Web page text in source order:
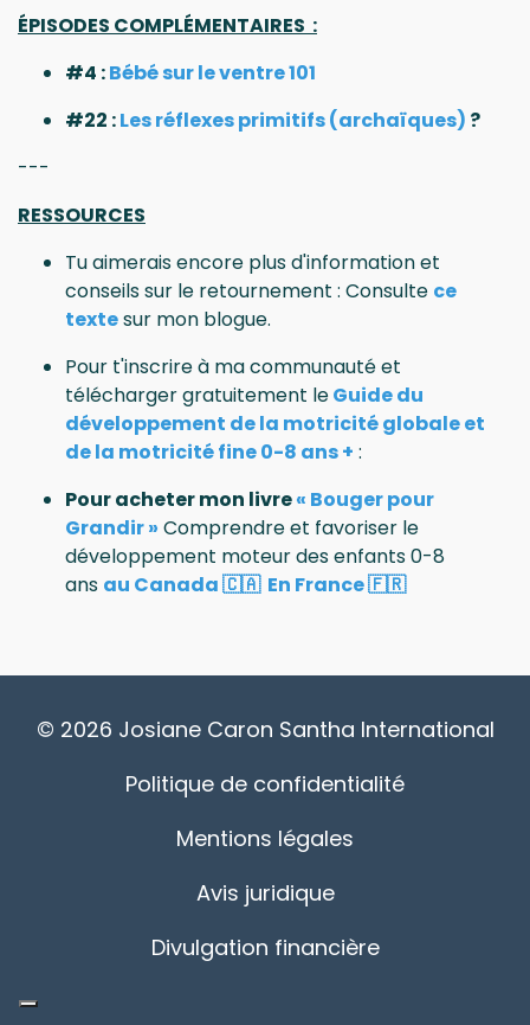
ÉPISODES COMPLÉMENTAIRES :
#4 :Bébé sur le ventre 101
#22 :Les réflexes primitifs (archaïques) ?
---
RESSOURCES
Tu aimerais encore plus d'information et
conseils sur le retournement : Consulte ce
textesur mon blogue.
Pour t'inscrire à ma communauté et
télécharger gratuitement leGuide du
développement de la motricité globale et
de la motricité fine 0-8 ans + :
Pour acheter mon livre« Bouger pour
Grandir » Comprendre et favoriser le
développement moteur des enfants 0-8
ans au Canada 🇨🇦 En France 🇫🇷
© 2026 Josiane Caron Santha International
Politique de confidentialité
Mentions légales
Avis juridique
Divulgation financière